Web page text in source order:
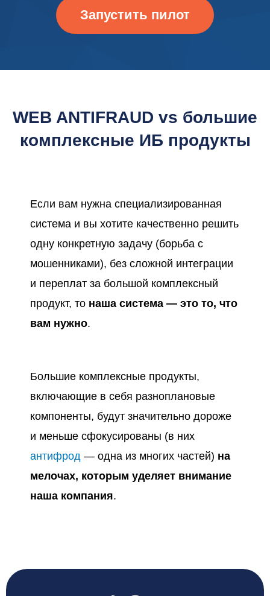
Запустить пилот
WEB ANTIFRAUD vs большие
комплексные ИБ продукты
Если вам нужна специализированная
система и вы хотите качественно решить
одну конкретную задачу (борьба с
мошенниками), без сложной интеграции
и переплат за большой комплексный
продукт, то наша система — это то, что
вам нужно.
Большие комплексные продукты,
включающие в себя разноплановые
компоненты, будут значительно дороже
и меньше сфокусированы (в них
антифрод — одна из многих частей) на
мелочах, которым уделяет внимание
наша компания.